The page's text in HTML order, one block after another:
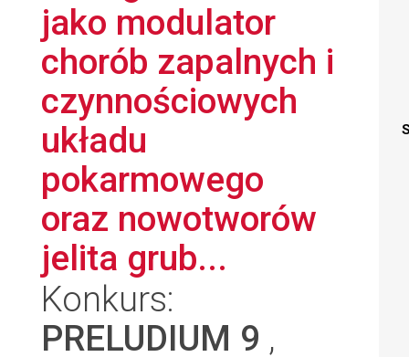
jako modulator
chorób zapalnych i
czynnościowych
układu
pokarmowego
oraz nowotworów
jelita grub...
Konkurs:
PRELUDIUM 9 ,